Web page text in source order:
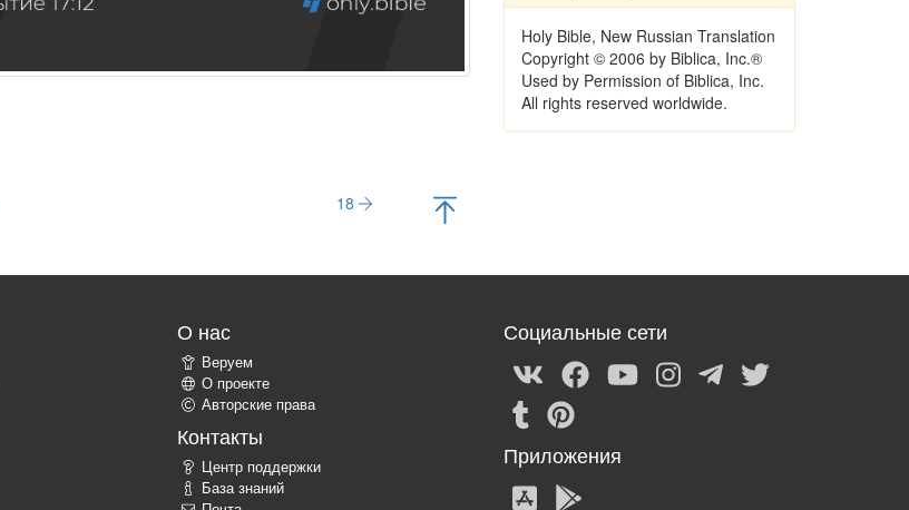
18
Holy Bible, New Russian Translation
Copyright © 2006 by Biblica, Inc.®
Used by Permission of Biblica, Inc.
All rights reserved worldwide.
О нас
Веруем
О проекте
Авторские права
Контакты
Центр поддержки
База знаний
Социальные сети
Приложения